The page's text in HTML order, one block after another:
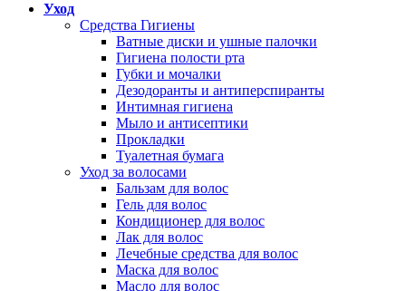
Уход
Средства Гигиены
Ватные диски и ушные палочки
Гигиена полости рта
Губки и мочалки
Дезодоранты и антиперспиранты
Интимная гигиена
Мыло и антисептики
Прокладки
Туалетная бумага
Уход за волосами
Бальзам для волос
Гель для волос
Кондиционер для волос
Лак для волос
Лечебные средства для волос
Маска для волос
Масло для волос